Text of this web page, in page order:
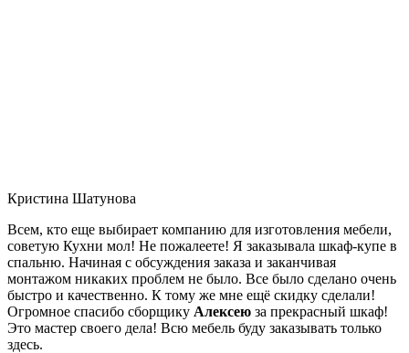
Кристина Шатунова
Всем, кто еще выбирает компанию для изготовления мебели,
советую Кухни мол! Не пожалеете! Я заказывала шкаф-купе в
спальню. Начиная с обсуждения заказа и заканчивая
монтажом никаких проблем не было. Все было сделано очень
быстро и качественно. К тому же мне ещё скидку сделали!
Огромное спасибо сборщику Алексею за прекрасный шкаф!
Это мастер своего дела! Всю мебель буду заказывать только
здесь.